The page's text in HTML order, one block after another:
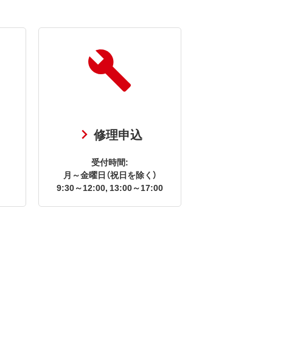
修理申込
受付時間:
月～金曜日（祝日を除く）
9:30～12:00, 13:00～17:00